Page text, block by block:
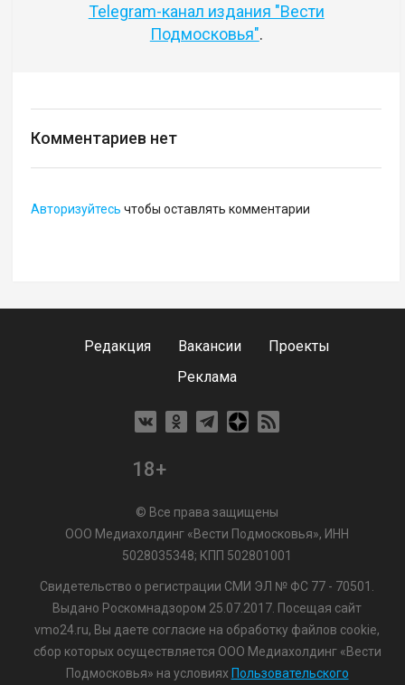
Telegram-канал издания "Вести
Подмосковья".
Комментариев нет
Авторизуйтесь чтобы оставлять комментарии
Редакция Вакансии
Проекты
Реклама
18+
© Все права защищены
ООО Медиахолдинг «Вести Подмосковья», ИНН
5028035348; КПП 502801001
Свидетельство о регистрации СМИ ЭЛ № ФС 77 - 70501.
Выдано Роскомнадзором 25.07.2017. Посещая сайт
vmo24.ru, Вы даете согласие на обработку файлов cookie,
сбор которых осуществляется ООО Медиахолдинг «Вести
Подмосковья» на условиях Пользовательского